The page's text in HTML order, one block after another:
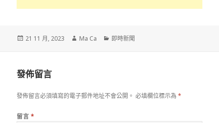
發
21 11 月, 2023
作
Ma Ca
分
即時新聞
發佈留言
發佈留言必須填寫的電子郵件地址不會公開。 必填欄位標示為*
留言 *